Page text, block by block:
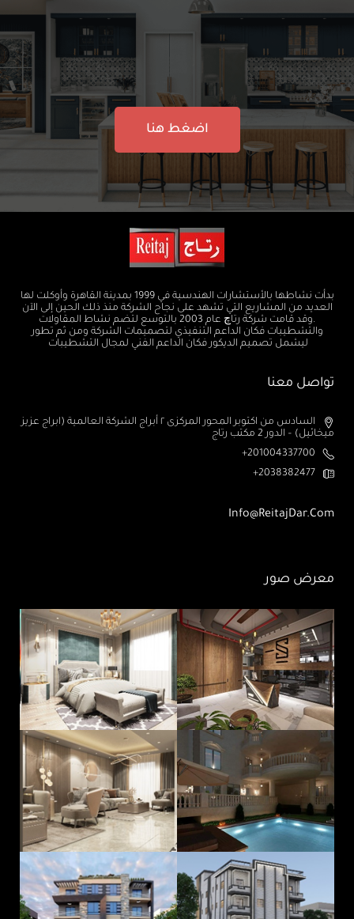
اضغط هنا
بدأت نشاطها بالأستشارات الهندسية في 1999 بمدينة القاهرة وأوكلت لها
العديد من المشاريع التي تشهد على نجاح الشركة منذ ذلك الحين إلى الآن
.وقد قامت شركة رتاچ عام 2003 بالتوسع لتضم نشاط المقاولات
والتشطيبات فكان الداعم التنفيذي لتصميمات الشركة ومن ثم تطور
ليشمل تصميم الديكور فكان الداعم الفني لمجال التشطيبات
تواصل معنا
السادس من اكتوبر المحور المركزى ٢ أبراج الشركة العالمية (ابراج عزيز
ميخائيل) – الدور 2 مكتب رتاج
201004337700+
2038382477+
Info@ReitajDar.com
معرض صور